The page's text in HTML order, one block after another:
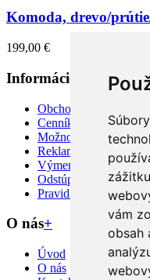
vám
obsah
Komoda, drevo/
199,00 €
Informácie
Obchodné podmienky
Cenník dopravy a
Možnosti platby
Reklamácie /
Výmena a vrátenie
Odstúpiť od zmluvy
Pravidlá používania
O nás+
Úvod
O nás